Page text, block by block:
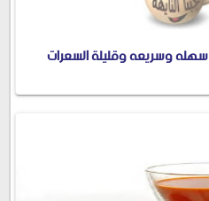
وسريعه وقليلة السعرات